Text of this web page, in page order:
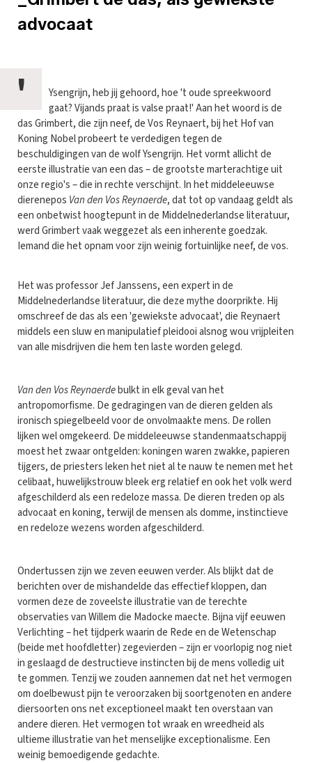
advocaat
'
Ysengrijn, heb jij gehoord, hoe 't oude spreekwoord
gaat? Vijands praat is valse praat!' Aan het woord is de
das Grimbert, die zijn neef, de Vos Reynaert, bij het Hof van
Koning Nobel probeert te verdedigen tegen de
beschuldigingen van de wolf Ysengrijn. Het vormt allicht de
eerste illustratie van een das – de grootste marterachtige uit
onze regio's – die in rechte verschijnt. In het middeleeuwse
dierenepos Van den Vos Reynaerde, dat tot op vandaag geldt als
een onbetwist hoogtepunt in de Middelnederlandse literatuur,
werd Grimbert vaak weggezet als een inherente goedzak.
Iemand die het opnam voor zijn weinig fortuinlijke neef, de vos.
Het was professor Jef Janssens, een expert in de
Middelnederlandse literatuur, die deze mythe doorprikte. Hij
omschreef de das als een 'gewiekste advocaat', die Reynaert
middels een sluw en manipulatief pleidooi alsnog wou vrijpleiten
van alle misdrijven die hem ten laste worden gelegd.
Van den Vos Reynaerdebulkt in elk geval van het
antropomorfisme. De gedragingen van de dieren gelden als
ironisch spiegelbeeld voor de onvolmaakte mens. De rollen
lijken wel omgekeerd. De middeleeuwse standenmaatschappij
moest het zwaar ontgelden: koningen waren zwakke, papieren
tijgers, de priesters leken het niet al te nauw te nemen met het
celibaat, huwelijkstrouw bleek erg relatief en ook het volk werd
afgeschilderd als een redeloze massa. De dieren treden op als
advocaat en koning, terwijl de mensen als domme, instinctieve
en redeloze wezens worden afgeschilderd.
Ondertussen zijn we zeven eeuwen verder. Als blijkt dat de
berichten over de mishandelde das effectief kloppen, dan
vormen deze de zoveelste illustratie van de terechte
observaties van Willem die Madocke maecte. Bijna vijf eeuwen
Verlichting – het tijdperk waarin de Rede en de Wetenschap
(beide met hoofdletter) zegevierden – zijn er voorlopig nog niet
in geslaagd de destructieve instincten bij de mens volledig uit
te gommen. Tenzij we zouden aannemen dat net het vermogen
om doelbewust pijn te veroorzaken bij soortgenoten en andere
diersoorten ons net exceptioneel maakt ten overstaan van
andere dieren. Het vermogen tot wraak en wreedheid als
ultieme illustratie van het menselijke exceptionalisme. Een
weinig bemoedigende gedachte.